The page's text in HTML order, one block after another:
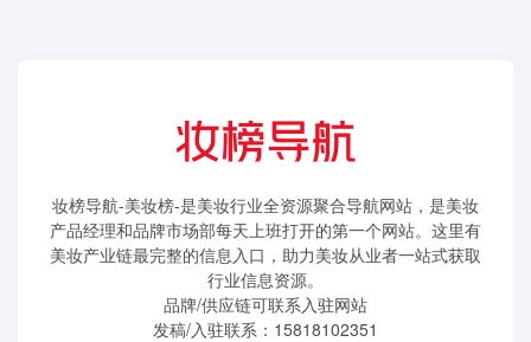
妆榜导航-美妆榜-是美妆行业全资源聚合导航网站，是美妆
产品经理和品牌市场部每天上班打开的第一个网站。这里有
美妆产业链最完整的信息入口，助力美妆从业者一站式获取
行业信息资源。
品牌/供应链可联系入驻网站
发稿/入驻联系：15818102351